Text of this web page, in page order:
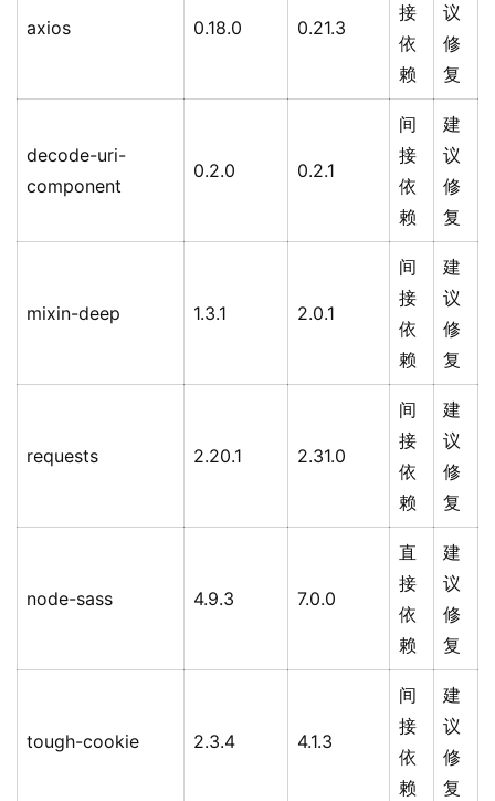
axios 0.18.0 0.21.3
接
依
赖
议
修
复
decode-uri-
component
0.2.0 0.2.1
间
接
依
赖
建
议
修
复
mixin-deep 1.3.1 2.0.1
间
接
依
赖
建
议
修
复
requests 2.20.1 2.31.0
间
接
依
赖
建
议
修
复
node-sass 4.9.3 7.0.0
直
接
依
赖
建
议
修
复
tough-cookie 2.3.4 4.1.3
间
接
依
赖
建
议
修
复